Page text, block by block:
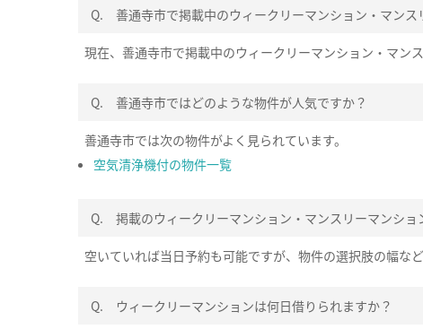
Q. 善通寺市で掲載中のウィークリーマンション・マン
現在、善通寺市で掲載中のウィークリーマンション・マン
Q. 善通寺市ではどのような物件が人気ですか？
善通寺市では次の物件がよく見られています。
空気清浄機付の物件一覧
Q. 掲載のウィークリーマンション・マンスリーマンシ
空いていれば当日予約も可能ですが、物件の選択肢の幅な
Q. ウィークリーマンションは何日借りられますか？